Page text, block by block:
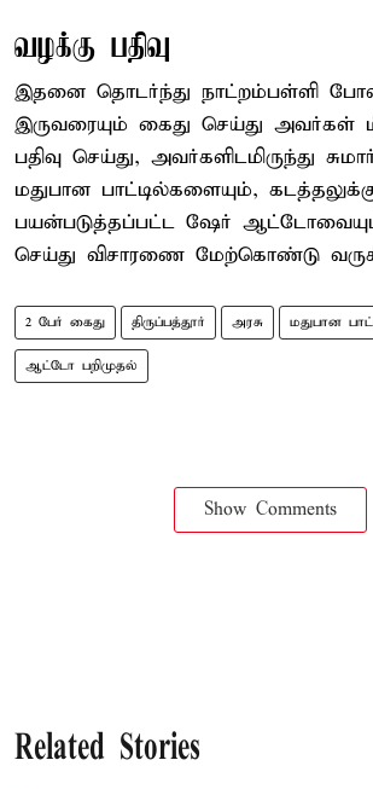
வழக்கு பதிவு
இதனை தொடர்ந்து நாட்றம்பள்ளி
இருவரையும் கைது செய்து அவர்கள்
பதிவு செய்து, அவர்களிடமிருந்து
மதுபான பாட்டில்களையும்,
பயன்படுத்தப்பட்ட ஷேர்
செய்து விசாரணை மேற்கொண்டு
2 பேர் கைது திருப்பத்தூர் அரசு மதுபான
ஆட்டோ பறிமுதல்
Show Comments
Related Stories